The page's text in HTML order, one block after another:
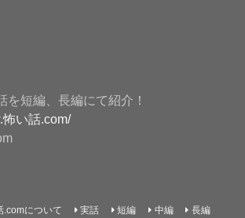
を短編、長編にて紹介！
怖い話.com/
.comについて 実話 短編 中編 長編